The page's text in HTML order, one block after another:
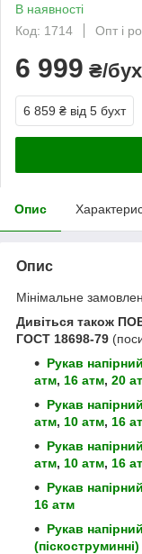
В наявності
Код: 1714
Опт і
6 999 ₴/
6 859 ₴ від 5 бухт
Опис
Опис
Мінімальне
Дивіться також
ГОСТ 18698-79
Рукав
атм, 16 атм, 20
Рукав
атм, 10 атм, 16
Рукав
атм, 10 атм, 16
Рукав
16 атм
Рукав
(піскоструминні)